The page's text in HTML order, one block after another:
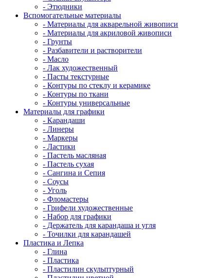
- Этюдники
Вспомогательные материалы
- Материалы для акварельной живописи
- Материалы для акриловой живописи
- Грунты
- Разбавители и растворители
- Масло
- Лак художественный
- Пасты текстурные
- Контуры по стеклу и керамике
- Контуры по ткани
- Контуры универсальные
Материалы для графики
- Карандаши
- Линеры
- Маркеры
- Ластики
- Пастель масляная
- Пастель сухая
- Сангина и Сепия
- Соусы
- Уголь
- Фломастеры
- Грифели художественные
- Набор для графики
- Держатель для карандаша и угля
- Точилки для карандашей
Пластика и Лепка
- Глина
- Пластика
- Пластилин скульптурный